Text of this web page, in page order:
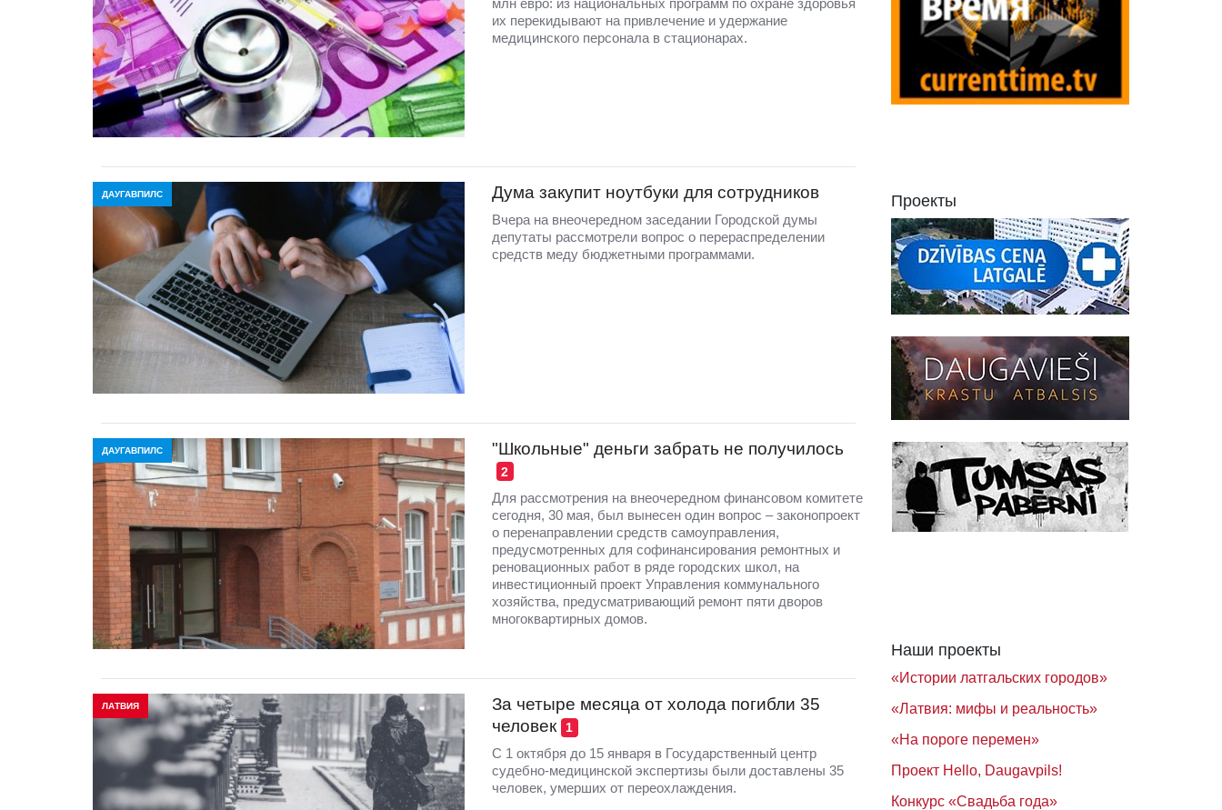
их перекидывают на привлечение и удержание
медицинского персонала в стационарах.
ДАУГАВПИЛС Дума закупит ноутбуки для сотрудников
Вчера на внеочередном заседании Городской думы
депутаты рассмотрели вопрос о перераспределении
средств меду бюджетными программами.
ДАУГАВПИЛС "Школьные" деньги забрать не получилось
2
Для рассмотрения на внеочередном финансовом комитете
сегодня, 30 мая, был вынесен один вопрос – законопроект
о перенаправлении средств самоуправления,
предусмотренных для софинансирования ремонтных и
реновационных работ в ряде городских школ, на
инвестиционный проект Управления коммунального
хозяйства, предусматривающий ремонт пяти дворов
многоквартирных домов.
ЛАТВИЯ
За четыре месяца от холода погибли 35
человек
1
С 1 октября до 15 января в Государственный центр
судебно-медицинской экспертизы были доставлены 35
человек, умерших от переохлаждения.
Проекты
Наши проекты
«Истории латгальских городов»
«Латвия: мифы и реальность»
«На пороге перемен»
Проект Hello, Daugavpils!
Конкурс «Свадьба года»